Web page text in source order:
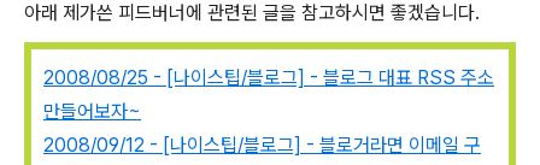
아래 제가쓴 피드버너에 관련된 글을 참고하시면 좋겠습니다.
2008/08/25 - [나이스팁/블로그] - 블로그 대표 RSS 주소
만들어보자~
2008/09/12 - [나이스팁/블로그] - 블로거라면 이메일 구